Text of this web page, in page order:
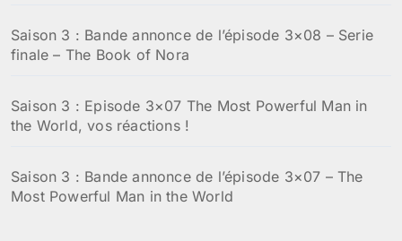
Saison 3 : Bande annonce de l’épisode 3×08 – Serie
finale – The Book of Nora
Saison 3 : Episode 3×07 The Most Powerful Man in
the World, vos réactions !
Saison 3 : Bande annonce de l’épisode 3×07 – The
Most Powerful Man in the World